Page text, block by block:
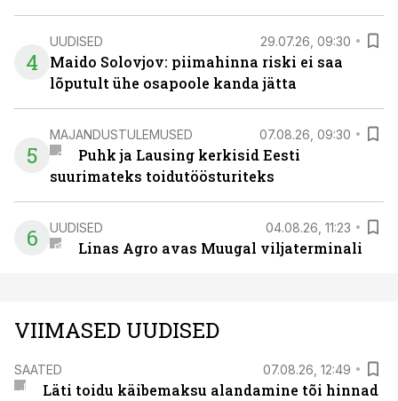
4
UUDISED 29.07.26, 09:30
Maido Solovjov: piimahinna riski ei saa
lõputult ühe osapoole kanda jätta
5
MAJANDUSTULEMUSED 07.08.26, 09:30
Puhk ja Lausing kerkisid Eesti
suurimateks toidutöösturiteks
6 UUDISED 04.08.26, 11:23
Linas Agro avas Muugal viljaterminali
VIIMASED UUDISED
SAATED 07.08.26, 12:49
Läti toidu käibemaksu alandamine tõi hinnad